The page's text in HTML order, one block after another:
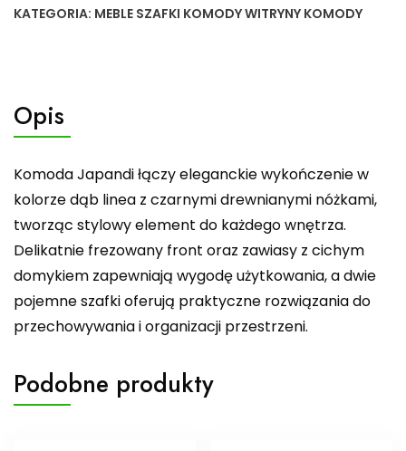
KATEGORIA: MEBLE SZAFKI KOMODY WITRYNY KOMODY
Opis
Komoda Japandi łączy eleganckie wykończenie w
kolorze dąb linea z czarnymi drewnianymi nóżkami,
tworząc stylowy element do każdego wnętrza.
Delikatnie frezowany front oraz zawiasy z cichym
domykiem zapewniają wygodę użytkowania, a dwie
pojemne szafki oferują praktyczne rozwiązania do
przechowywania i organizacji przestrzeni.
Podobne produkty